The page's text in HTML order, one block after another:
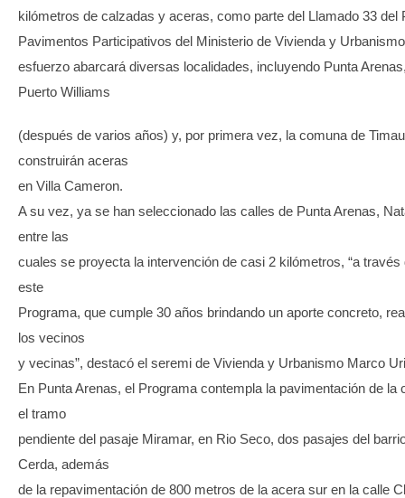
kilómetros de calzadas y aceras, como parte del Llamado 33 del
Pavimentos Participativos del Ministerio de Vivienda y
esfuerzo abarcará diversas localidades, incluyendo Punta
Puerto Williams
(después de varios años) y, por primera vez, la comuna de
construirán aceras
en Villa Cameron.
A su vez, ya se han seleccionado las calles de Punta Arenas,
entre las
cuales se proyecta la intervención de casi 2 kilómetros, “a través
este
Programa, que cumple 30 años brindando un aporte concreto,
los vecinos
y vecinas”, destacó el seremi de Vivienda y Urbanismo Marco
En Punta Arenas, el Programa contempla la pavimentación de la
el tramo
pendiente del pasaje Miramar, en Rio Seco, dos pasajes del
Cerda, además
de la repavimentación de 800 metros de la acera sur en la calle